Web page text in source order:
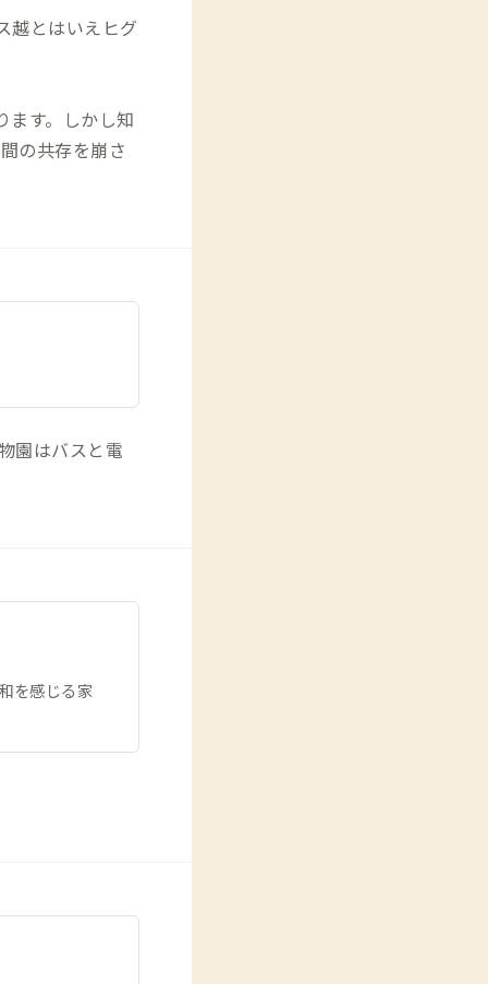
越とはいえヒグ
ます。しかし知
の共存を崩さ
園はバスと電
を感じる家